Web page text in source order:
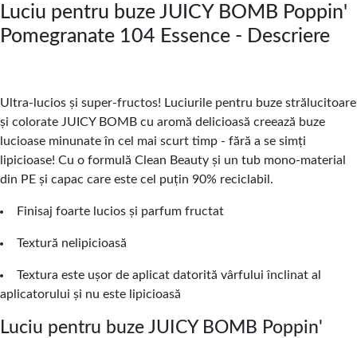
Luciu pentru buze JUICY BOMB Poppin'
Pomegranate 104 Essence - Descriere
Ultra-lucios și super-fructos! Luciurile pentru buze strălucitoare
și colorate JUICY BOMB cu aromă delicioasă creează buze
lucioase minunate în cel mai scurt timp - fără a se simți
lipicioase! Cu o formulă Clean Beauty și un tub mono-material
din PE și capac care este cel puțin 90% reciclabil.
Finisaj foarte lucios și parfum fructat
Textură nelipicioasă
Textura este ușor de aplicat datorită vârfului înclinat al
aplicatorului și nu este lipicioasă
Luciu pentru buze JUICY BOMB Poppin'